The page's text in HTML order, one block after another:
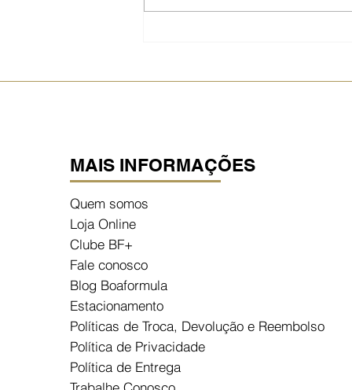
MAIS INFORMAÇÕES
Quem somos
Loja Online
Clube BF+
Fale conosco
Blog Boaformula
Estacionamento
Políticas de Troca, Devolução e Reembolso
Política de Privacidade
Política de Entrega